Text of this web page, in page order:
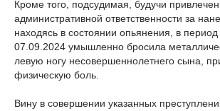
Кроме того, подсудимая, будучи
административной ответственности за
находясь в состоянии опьянения, в
07.09.2024 умышленно бросила
левую ногу несовершеннолетнего сына,
физическую боль.
Вину в совершении указанных